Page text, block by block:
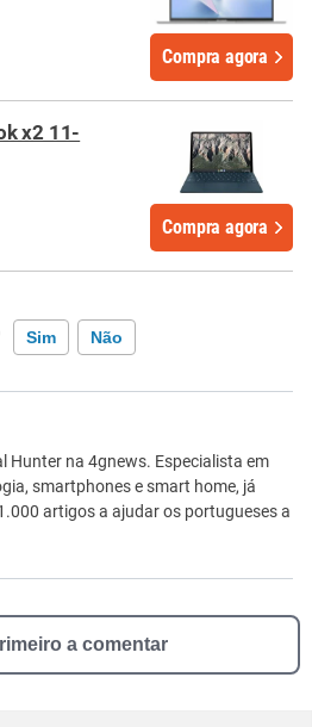
Compra agora
x2 11-
Compra agora
Sim Não
incorreta
informação que procuro
Hunter na 4gnews. Especialista em
smartphones e smart home, já
artigos a ajudar os portugueses a
a comentar